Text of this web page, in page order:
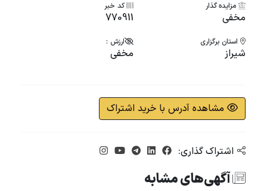
مزایده گذار
مخفی
کد خبر
770911
استان برگزاری
شيراز
ارزش :
مخفی
مشاهده آدرس با خرید اشتراک
اشتراک گذاری:
آگهی‌های مشابه